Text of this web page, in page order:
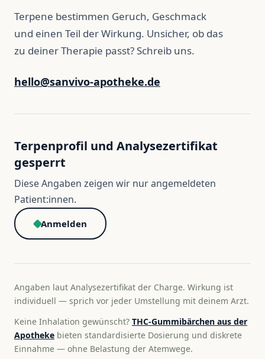
Terpene bestimmen Geruch, Geschmack
und einen Teil der Wirkung. Unsicher, ob das
zu deiner Therapie passt? Schreib uns.
hello@sanvivo-apotheke.de
Terpenprofil und Analysezertifikat
gesperrt
Diese Angaben zeigen wir nur angemeldeten
Patient:innen.
Anmelden
Angaben laut Analysezertifikat der Charge. Wirkung ist
individuell — sprich vor jeder Umstellung mit deinem Arzt.
Keine Inhalation gewünscht? THC-Gummibärchen aus der
Apotheke bieten standardisierte Dosierung und diskrete
Einnahme — ohne Belastung der Atemwege.